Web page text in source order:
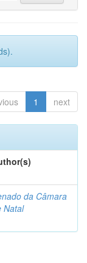
1 next
da Câmara
Natal